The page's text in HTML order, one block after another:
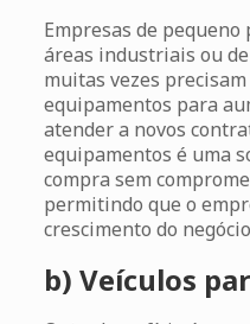
Empresas de
áreas industriais ou
muitas vezes
equipamentos para
atender a novos
equipamentos é uma
compra sem
permitindo que o
crescimento do
b) Veículos